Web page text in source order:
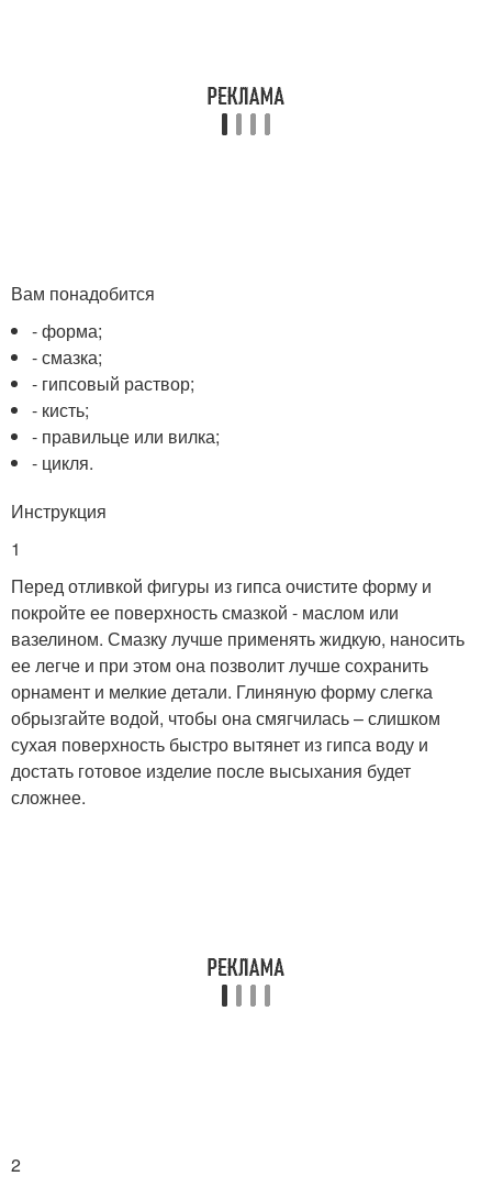
Вам понадобится
- форма;
- смазка;
- гипсовый раствор;
- кисть;
- правильце или вилка;
- цикля.
Инструкция
1
Перед отливкой фигуры из гипса очистите форму и
покройте ее поверхность смазкой - маслом или
вазелином. Смазку лучше применять жидкую, наносить
ее легче и при этом она позволит лучше сохранить
орнамент и мелкие детали. Глиняную форму слегка
обрызгайте водой, чтобы она смягчилась – слишком
сухая поверхность быстро вытянет из гипса воду и
достать готовое изделие после высыхания будет
сложнее.
2